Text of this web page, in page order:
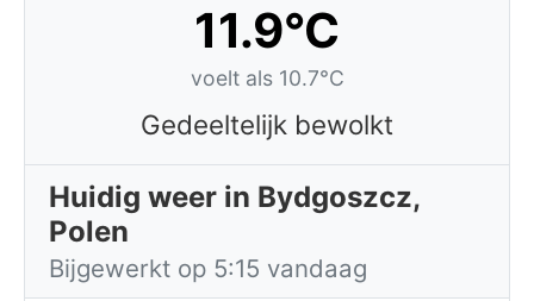
11.9°C
voelt als 10.7°C
Gedeeltelijk bewolkt
Huidig weer in Bydgoszcz,
Polen
Bijgewerkt op 5:15 vandaag